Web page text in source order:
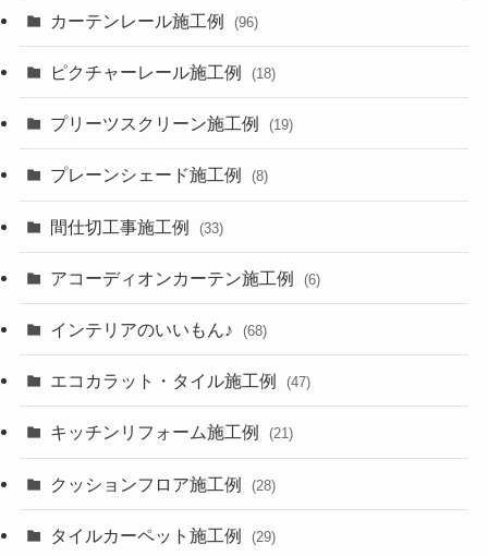
カーテンレール施工例 (96)
ピクチャーレール施工例 (18)
プリーツスクリーン施工例 (19)
プレーンシェード施工例 (8)
間仕切工事施工例 (33)
アコーディオンカーテン施工例 (6)
インテリアのいいもん♪ (68)
エコカラット・タイル施工例 (47)
キッチンリフォーム施工例 (21)
クッションフロア施工例 (28)
タイルカーペット施工例 (29)